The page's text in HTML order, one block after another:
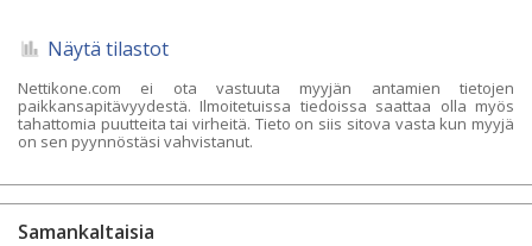
Näytä tilastot
Nettikone.com ei ota vastuuta myyjän antamien tietojen
paikkansapitävyydestä. Ilmoitetuissa tiedoissa saattaa olla myös
tahattomia puutteita tai virheitä. Tieto on siis sitova vasta kun myyjä
on sen pyynnöstäsi vahvistanut.
Samankaltaisia